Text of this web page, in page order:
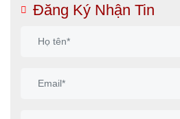
Đăng Ký Nhận Tin